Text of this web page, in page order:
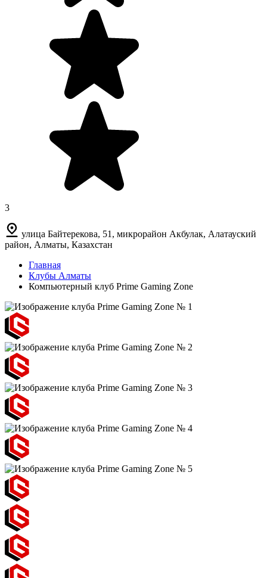
3
улица Байтерекова, 51, микрорайон Акбулак, Алатауский
район, Алматы, Казахстан
Главная
Клубы Алматы
Компьютерный клуб Prime Gaming Zone